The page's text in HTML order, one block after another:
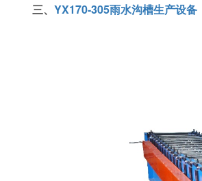
三、 YX170-305雨水沟槽生产设备